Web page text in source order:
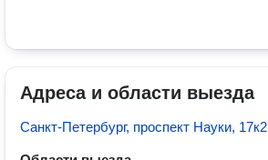
Адреса и области выезда
Санкт-Петербург, проспект Науки, 17к2